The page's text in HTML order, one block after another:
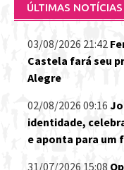
ÚLTIMAS NOTÍCIAS
03/08/2026 21:42
Castela fará seu
Alegre
02/08/2026 09:16
identidade,
e aponta para
31/07/2026 15:08